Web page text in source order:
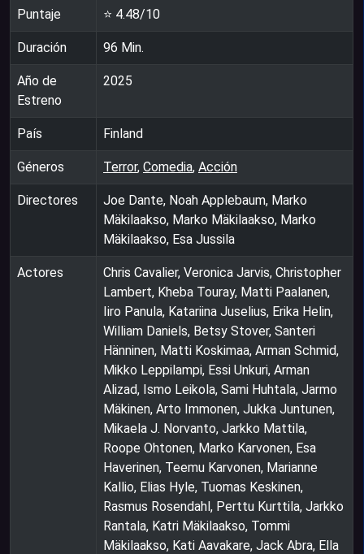
Puntaje ⭐ 4.48/10
Duración 96 Min.
Año de
Estreno
2025
País Finland
Géneros Terror, Comedia, Acción
Directores
Joe Dante, Noah Applebaum, Marko
Mäkilaakso, Marko Mäkilaakso, Marko
Mäkilaakso, Esa Jussila
Actores
Chris Cavalier, Veronica Jarvis, Christopher
Lambert, Kheba Touray, Matti Paalanen,
Iiro Panula, Katariina Juselius, Erika Helin,
William Daniels, Betsy Stover, Santeri
Hänninen, Matti Koskimaa, Arman Schmid,
Mikko Leppilampi, Essi Unkuri, Arman
Alizad, Ismo Leikola, Sami Huhtala, Jarmo
Mäkinen, Arto Immonen, Jukka Juntunen,
Mikaela J. Norvanto, Jarkko Mattila,
Roope Ohtonen, Marko Karvonen, Esa
Haverinen, Teemu Karvonen, Marianne
Kallio, Elias Hyle, Tuomas Keskinen,
Rasmus Rosendahl, Perttu Kurttila, Jarkko
Rantala, Katri Mäkilaakso, Tommi
Mäkilaakso, Kati Aavakare, Jack Abra, Ella